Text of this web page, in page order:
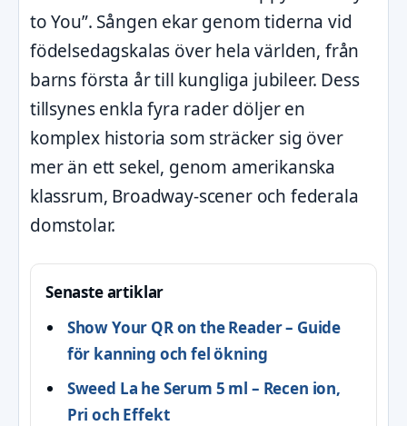
to You”. Sången ekar genom tiderna vid
födelsedagskalas över hela världen, från
barns första år till kungliga jubileer. Dess
tillsynes enkla fyra rader döljer en
komplex historia som sträcker sig över
mer än ett sekel, genom amerikanska
klassrum, Broadway-scener och federala
domstolar.
Senaste artiklar
Show Your QR on the Reader – Guide
för kanning och fel ökning
Sweed La he Serum 5 ml – Recen ion,
Pri och Effekt